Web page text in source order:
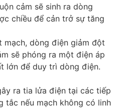
cảm sẽ sinh ra dòng
chiều để cản trở sự tăng
mạch, dòng điện giảm đột
sẽ phóng ra một điện áp
lớn để duy trì dòng điện.
ra tia lửa điện tại các tiếp
tắc nếu mạch không có linh